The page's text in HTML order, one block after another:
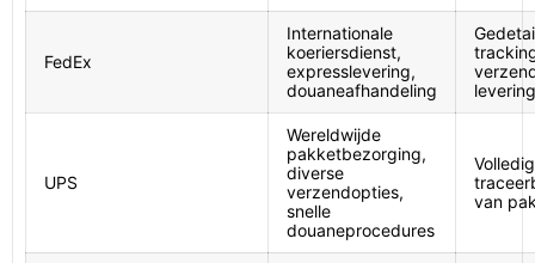
FedEx
Internationale
koeriersdienst,
expresslevering,
douaneafhandeling
levering
UPS
Wereldwijde
pakketbezorging,
diverse
verzendopties,
snelle
douaneprocedures
van